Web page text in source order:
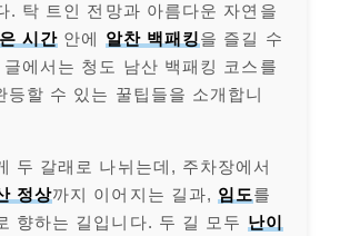
. 탁 트인 전망과 아름다운 자연을
시간 안에 알찬 백패킹을 즐길 수
에서는 청도 남산 백패킹 코스를
등할 수 있는 꿀팁들을 소개합니
두 갈래로 나뉘는데, 주차장에서
정상까지 이어지는 길과, 임도를
향하는 길입니다. 두 길 모두 난이